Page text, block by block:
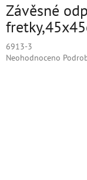
Závěsné
6913-3
Průměrné
Neohodnoceno